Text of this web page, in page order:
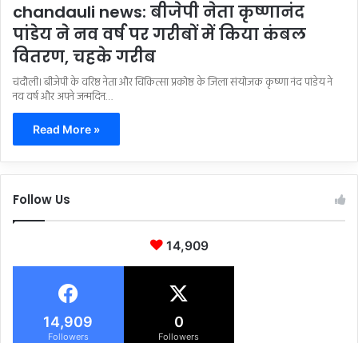
chandauli news: बीजेपी नेता कृष्णानंद
पांडेय ने नव वर्ष पर गरीबों में किया कंबल
वितरण, चहके गरीब
चंदौली। बीजेपी के वरिष्ठ नेता और चिकित्सा प्रकोष्ठ के जिला संयोजक कृष्णा नंद पांडेय ने
नव वर्ष और अपने जन्मदिन…
Read More »
Follow Us
14,909
14,909
Followers
0
Followers